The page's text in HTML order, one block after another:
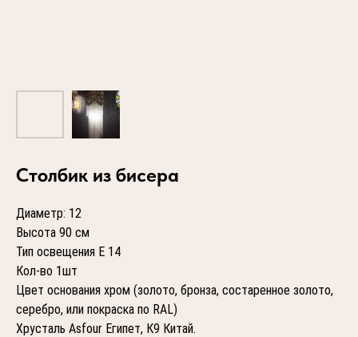
Столбик из бисера
Диаметр: 12
Высота 90 см
Тип освещения Е 14
Кол-во 1шт
Цвет основания хром (золото, бронза, состаренное золото,
серебро, или покраска по RAL)
Хрусталь Asfour Египет, К9 Китай.